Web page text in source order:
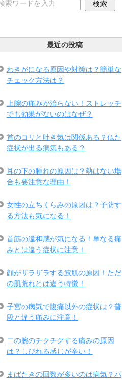
最近の投稿
わきがになる原因や対策は？簡単な
チェック方法は？
上腕の痛みが治らない！ストレッチ
でも効果がないのはなぜ？
首のコリと吐き気は関係ある？似た
症状が出る病気もある？
耳の下の腫れの原因は？熱はない場
合も要注意な理由！
女性の立ちくらみの原因は？予防す
る方法も気になる！
首筋の違和感が気になる！単なる痛
みとは違う症状に注意！
顔がザラザラする鮫肌の原因！ただ
の肌荒れとは違う特徴！
子宮の病気で腹痛以外の症状は？普
段と違う痛みに注意！
二の腕のチクチクする痛みの原因
は？しびれる感じが辛い！
まばたきの回数が多いのは病気？パ